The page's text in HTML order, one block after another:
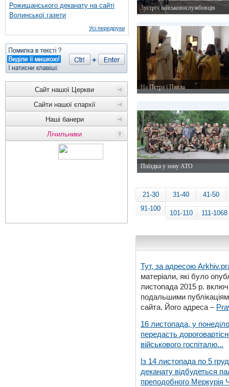
Рожищанського деканату на сайті
Волинської газети
Усі передруки
Сайт нашої Церкви
Сайти нашої єпархії
Наші банери
Лічильники
Зустріч військовослужбовців
На Петра і Павла
Поїздка у зону АТО
21-30 31-40
41-50
91-100
101-110 111-1068
Тут, за адресою
матеріали, які було
листопада 2015 р.
подальшими
сайта. Його адреса –
16 листопада, у
передасть
військового госпіталю...
Із 14 листопада по 5
деканату відбудеться
преподобного Меркурія